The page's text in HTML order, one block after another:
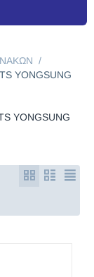
/
YONGSUNG
YONGSUNG